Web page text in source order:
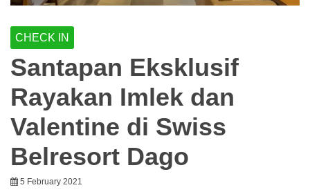
CHECK IN
Santapan Eksklusif
Rayakan Imlek dan
Valentine di Swiss
Belresort Dago
5 February 2021